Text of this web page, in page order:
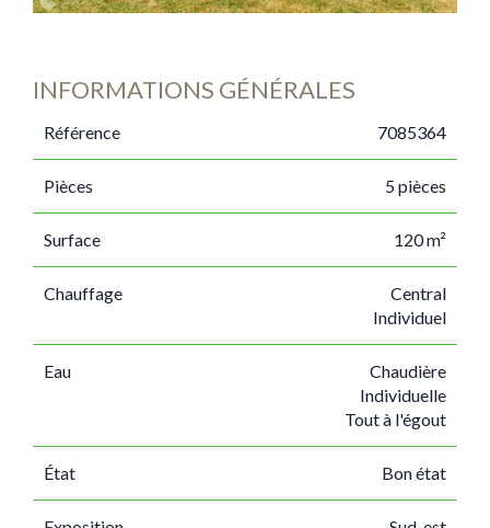
INFORMATIONS GÉNÉRALES
Référence 7085364
Pièces 5 pièces
Surface 120 m²
Chauffage
Central
Individuel
Eau
Chaudière
Individuelle
Tout à l'égout
État Bon état